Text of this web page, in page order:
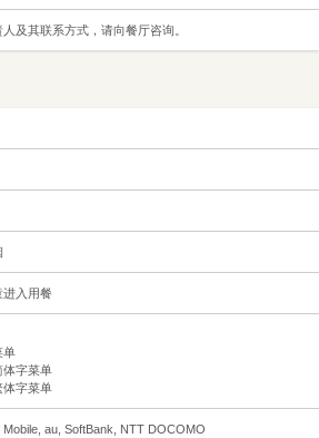
及其联系方式，请向餐厅咨询。
进入用餐
单
体字菜单
体字菜单
Mobile, au, SoftBank, NTT DOCOMO